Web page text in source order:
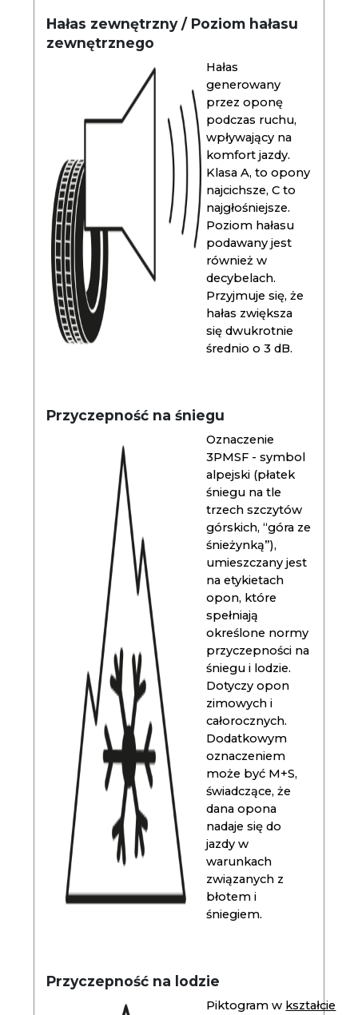
Hałas zewnętrzny / Poziom hałasu
zewnętrznego
Hałas
generowany
przez oponę
podczas ruchu,
wpływający na
komfort jazdy.
Klasa A, to opony
najcichsze, C to
najgłośniejsze.
Poziom hałasu
podawany jest
również w
decybelach.
Przyjmuje się, że
hałas zwiększa
się dwukrotnie
średnio o 3 dB.
Przyczepność na śniegu
Oznaczenie
3PMSF - symbol
alpejski (płatek
śniegu na tle
trzech szczytów
górskich, “góra ze
śnieżynką”),
umieszczany jest
na etykietach
opon, które
spełniają
określone normy
przyczepności na
śniegu i lodzie.
Dotyczy opon
zimowych i
całorocznych.
Dodatkowym
oznaczeniem
może być M+S,
świadczące, że
dana opona
nadaje się do
jazdy w
warunkach
związanych z
błotem i
śniegiem.
Przyczepność na lodzie
Piktogram w kształcie